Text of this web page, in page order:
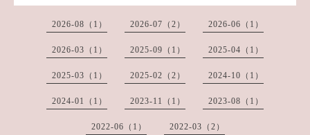
2026-08（1） 2026-07（2） 2026-06（1）
2026-03（1） 2025-09（1） 2025-04（1）
2025-03（1） 2025-02（2） 2024-10（1）
2024-01（1） 2023-11（1） 2023-08（1）
2022-06（1） 2022-03（2）